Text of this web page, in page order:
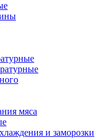
мяса
и заморозки